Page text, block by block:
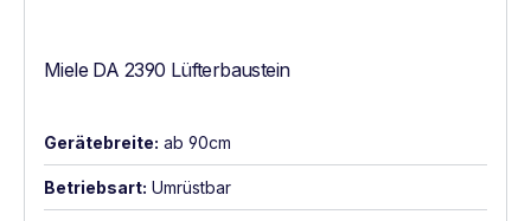
Miele DA 2390 Lüfterbaustein
Gerätebreite: ab 90cm
Betriebsart: Umrüstbar